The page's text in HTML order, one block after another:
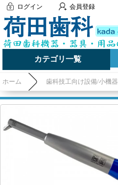
ログイン 会員登録
カテゴリ一覧
ホーム 歯科技工向け設備/小機器